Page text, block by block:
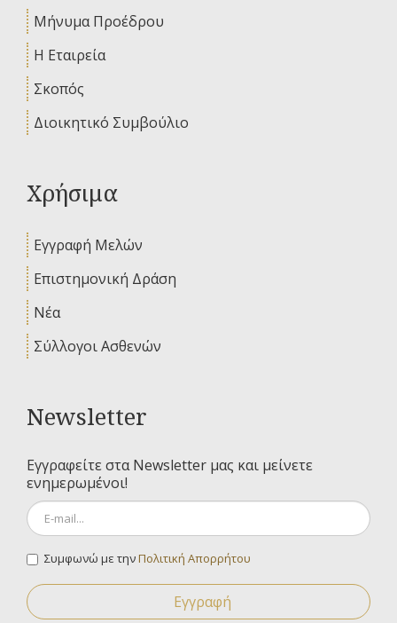
Μήνυμα Προέδρου
Η Εταιρεία
Σκοπός
Διοικητικό Συμβούλιο
Χρήσιμα
Εγγραφή Μελών
Επιστημονική Δράση
Νέα
Σύλλογοι Ασθενών
Newsletter
Εγγραφείτε στα Newsletter μας και μείνετε
ενημερωμένοι!
Συμφωνώ με τηνΠολιτική Απορρήτου
Εγγραφή